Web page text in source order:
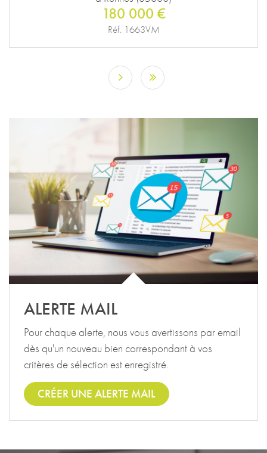
180 000 €
Réf. 1663VM
ALERTE MAIL
Pour chaque alerte, nous vous avertissons par email
dès qu'un nouveau bien correspondant à vos
critères de sélection est enregistré.
CRÉER UNE ALERTE MAIL